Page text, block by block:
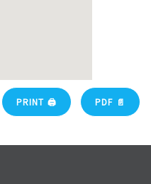
PRINT 🖨 PDF 📄